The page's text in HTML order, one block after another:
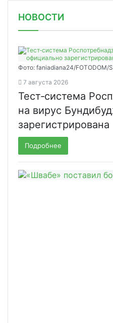
НОВОСТИ
Фото: faniadiana24/FOTODOM/
7 августа 2026
Тест‑система
на вирус
зарегистрирована
Подробнее